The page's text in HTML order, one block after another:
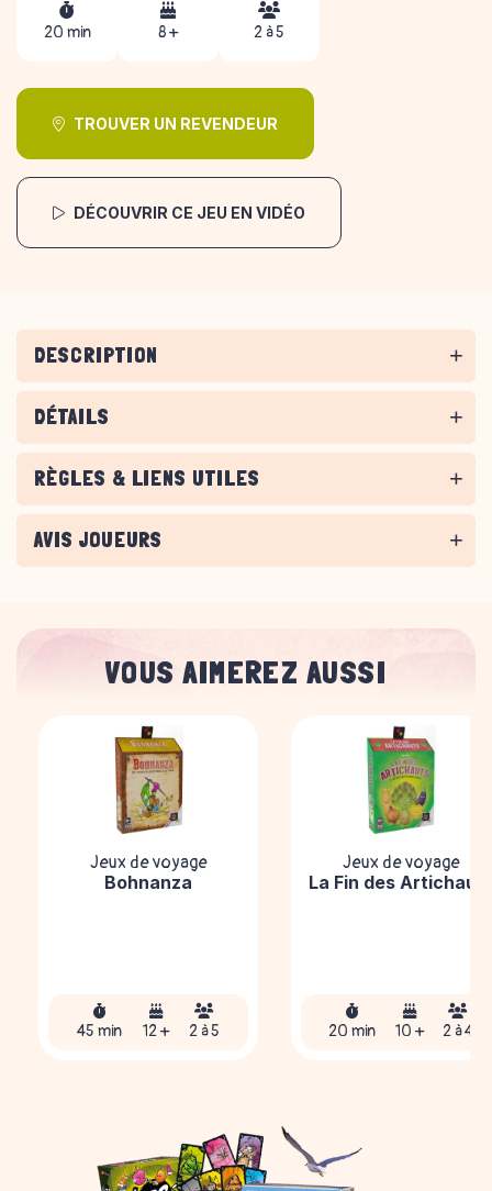
20 min 8 + 2 à 5
TROUVER UN REVENDEUR
DÉCOUVRIR CE JEU EN VIDÉO
DESCRIPTION
DÉTAILS
RÈGLES & LIENS UTILES
AVIS JOUEURS
VOUS AIMEREZ AUSSI
Jeux de voyage
Bohnanza
45 min 12 + 2 à 5
Jeux de voyage
La Fin des
20 min 10 + 2 à 4